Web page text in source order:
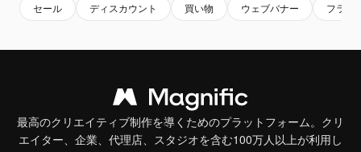
セール ディスカウント 買い物 ウェブバナー フラッ
最高のクリエイティブ制作を導くためのプラットフォーム。クリ
エイター、企業、代理店、スタジオを含む100万人以上が利用し